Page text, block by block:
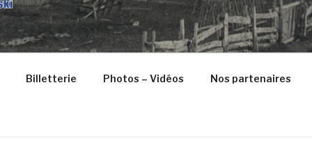
DE SAINT-
Billetterie Photos – Vidéos Nos partenaires